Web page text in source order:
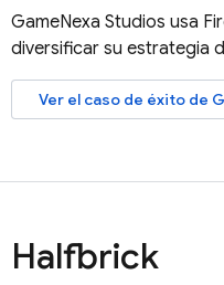
GameNexa Studios usa
diversificar su estrategia
Ver el caso de éxito de
Halfbrick